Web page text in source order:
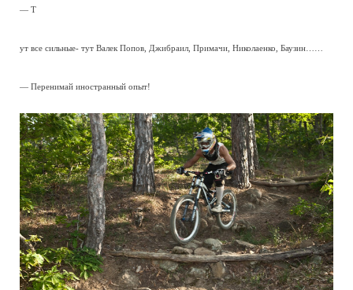
— Т
ут все сильные- тут Валек Попов, Джибраил, Примачи, Николаенко, Баузин……
— Перенимай иностранный опыт!